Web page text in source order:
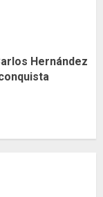
Hernández